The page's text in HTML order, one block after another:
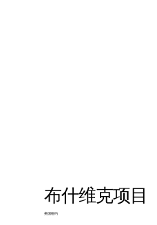
布什维克项目
美国纽约